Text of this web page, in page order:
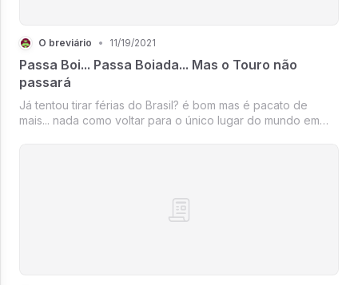
O breviário • 11/19/2021
Passa Boi... Passa Boiada... Mas o Touro não
passará
Já tentou tirar férias do Brasil? é bom mas é pacato de
mais... nada como voltar para o único lugar do mundo em